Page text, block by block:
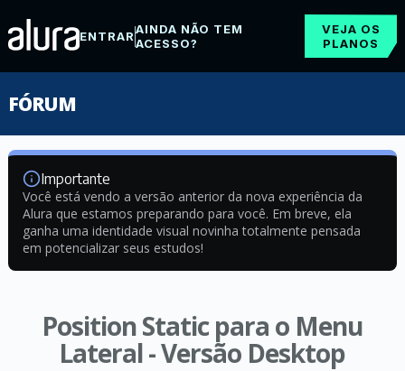
ENTRARAINDA NÃO TEM
ACESSO?
VEJA OS
PLANOS
FÓRUM
Importante
Você está vendo a versão anterior da nova experiência da
Alura que estamos preparando para você. Em breve, ela
ganha uma identidade visual novinha totalmente pensada
em potencializar seus estudos!
Position Static para o Menu
Lateral - Versão Desktop